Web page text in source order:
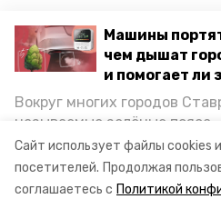
Сайт использует файлы cookies
посетителей. Продолжая
соглашаетесь с Политикой
Машины
чем дышат
и помогает ли
Вокруг многих городов
называемые зелёные пояса
снижающие негативное
газов на атмосферу.
постоянно растущим